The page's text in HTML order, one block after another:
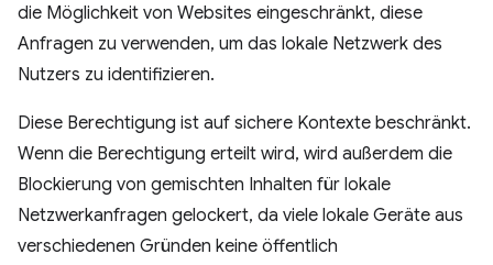
die Möglichkeit von Websites eingeschränkt, diese
Anfragen zu verwenden, um das lokale Netzwerk des
Nutzers zu identifizieren.
Diese Berechtigung ist auf sichere Kontexte beschränkt.
Wenn die Berechtigung erteilt wird, wird außerdem die
Blockierung von gemischten Inhalten für lokale
Netzwerkanfragen gelockert, da viele lokale Geräte aus
verschiedenen Gründen keine öffentlich